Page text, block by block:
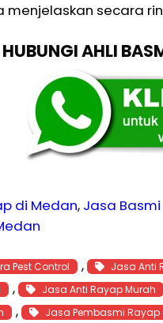
secara
HUBUNGI AHLI
di Medan, Jasa
Pest Control , Jasa Anti
, Jasa Anti Rayap Murah
, Jasa Pembasmi Rayap